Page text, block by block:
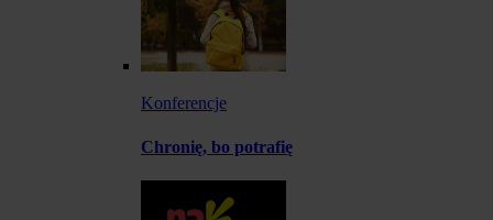
Konferencje
Chronię, bo potrafię